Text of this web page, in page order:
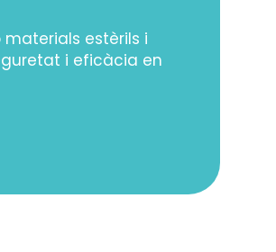
estèrils i
i eficàcia en